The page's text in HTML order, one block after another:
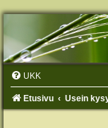
UKK
Etusivu Usein